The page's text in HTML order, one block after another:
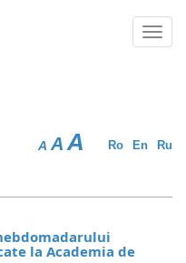
Ro En Ru
A A A
la Academia de